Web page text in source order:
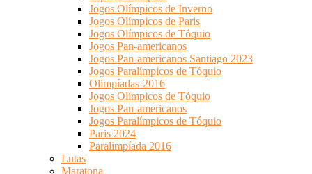
Jogos Olímpicos de Inverno
Jogos Olímpicos de Paris
Jogos Olímpicos de Tóquio
Jogos Pan-americanos
Jogos Pan-americanos Santiago 2023
Jogos Paralímpicos de Tóquio
Olimpíadas-2016
Jogos Olímpicos de Tóquio
Jogos Pan-americanos
Jogos Paralímpicos de Tóquio
Paris 2024
Paralimpíada 2016
Lutas
Maratona